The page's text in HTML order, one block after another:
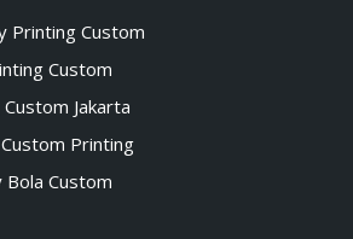
Printing Custom
Custom
Jakarta
Printing
Bola Custom